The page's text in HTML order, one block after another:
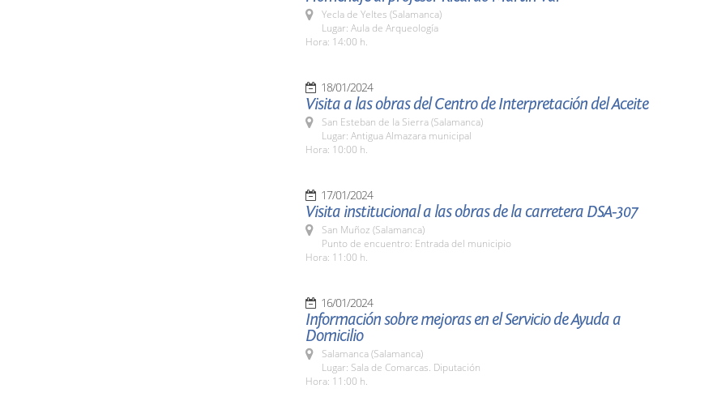
Yecla de Yeltes (Salamanca)
Lugar: Aula de Arqueología
Hora: 14:00 h.
18/01/2024
Visita a las obras del Centro de Interpretación del Aceite
San Esteban de la Sierra (Salamanca)
Lugar: Antigua Almazara municipal
Hora: 10:00 h.
17/01/2024
Visita institucional a las obras de la carretera DSA-307
San Muñoz (Salamanca)
Punto de encuentro: Entrada del municipio
Hora: 11:00 h.
16/01/2024
Información sobre mejoras en el Servicio de Ayuda a
Domicilio
Salamanca (Salamanca)
Lugar: Sala de Comarcas. Diputación
Hora: 11:00 h.